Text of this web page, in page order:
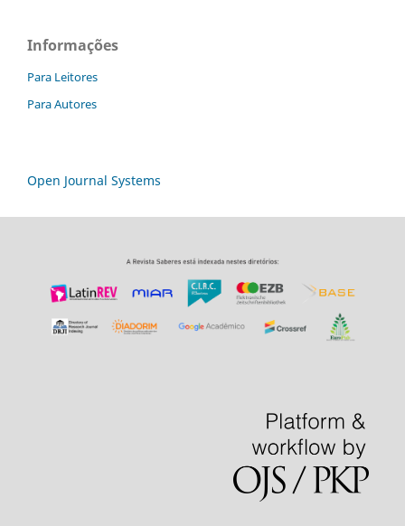
Informações
Para Leitores
Para Autores
Open Journal Systems